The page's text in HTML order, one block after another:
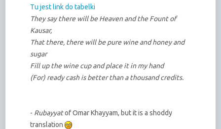
Tu jest link do tabelki
They say there will be Heaven and the Fount of
Kausar,
That there, there will be pure wine and honey and
sugar
Fill up the wine cup and place it in my hand
(For) ready cash is better than a thousand credits.
- Rubayyatof Omar Khayyam, but it is a shoddy
translation